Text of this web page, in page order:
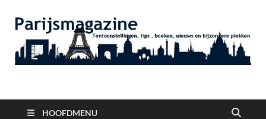
Parijsmagazine
HOOFDMENU